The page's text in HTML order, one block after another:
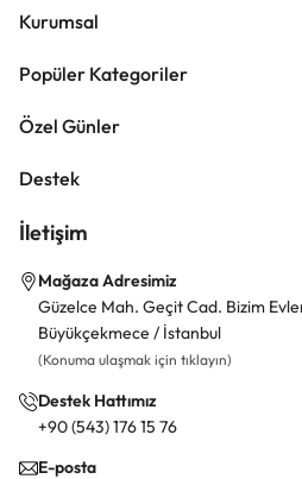
Kurumsal
Popüler Kategoriler
Özel Günler
Destek
İletişim
Mağaza Adresimiz
Güzelce Mah. Geçit Cad. Bizim
Büyükçekmece / İstanbul
(Konuma ulaşmak için tıklayın)
Destek Hattımız
+90 (543) 176 15 76
E-posta